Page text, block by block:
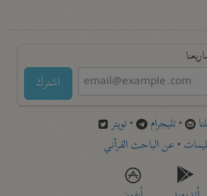
اشترك
•تليجرام •تويتر
•عن الباحث القرآني